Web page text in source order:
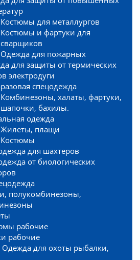
Костюмы для металлургов
Костюмы и фартуки для
сварщиков
Одежда для пожарных
для защиты от термических
электродуги
спецодежда
Комбинезоны, халаты, фартуки,
шапочки, бахилы.
одежда
Жилеты, плащи
Костюмы
для шахтеров
от биологических
полукомбинезоны,
рабочие
рабочие
для охоты рыбалки,